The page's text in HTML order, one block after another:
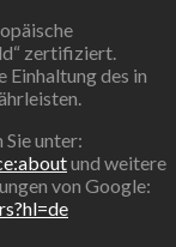
zertifiziert.
Einhaltung des in
unter:
und weitere
von Google: